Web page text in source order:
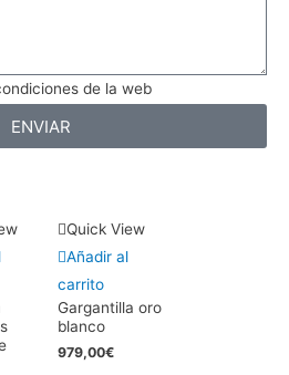
de la web
ENVIAR
Quick View
Añadir al
carrito
Gargantilla oro
blanco
979,00€